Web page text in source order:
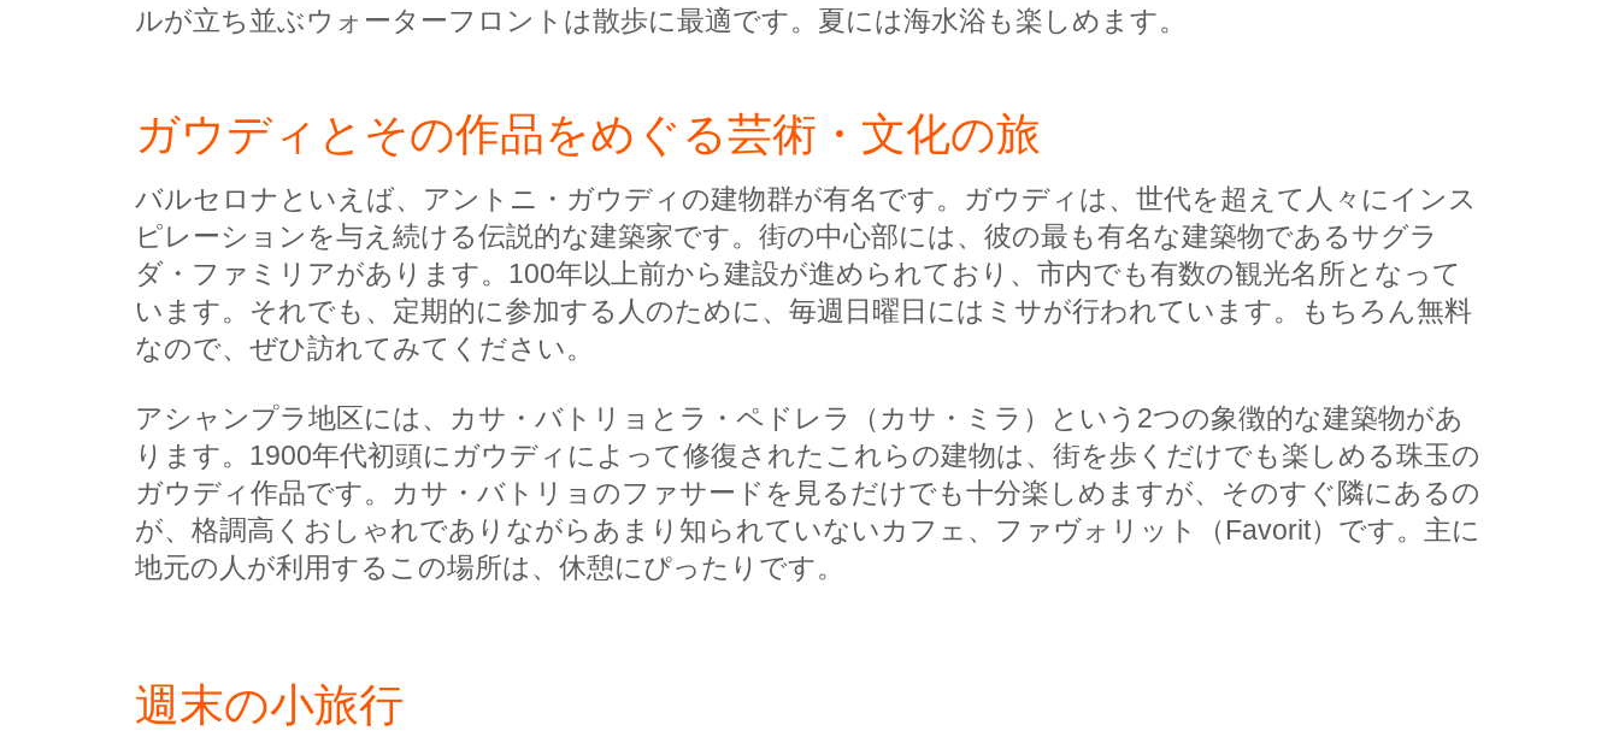
ルが立ち並ぶウォーターフロントは散歩に最適です。夏には海水浴も楽しめます。
ガウディとその作品をめぐる芸術・文化の旅
バルセロナといえば、アントニ・ガウディの建物群が有名です。ガウディは、世代を超えて人々にインス
ピレーションを与え続ける伝説的な建築家です。街の中心部には、彼の最も有名な建築物であるサグラ
ダ・ファミリアがあります。100年以上前から建設が進められており、市内でも有数の観光名所となって
います。それでも、定期的に参加する人のために、毎週日曜日にはミサが行われています。もちろん無料
なので、ぜひ訪れてみてください。
アシャンプラ地区には、カサ・バトリョとラ・ペドレラ（カサ・ミラ）という2つの象徴的な建築物があ
ります。1900年代初頭にガウディによって修復されたこれらの建物は、街を歩くだけでも楽しめる珠玉の
ガウディ作品です。カサ・バトリョのファサードを見るだけでも十分楽しめますが、そのすぐ隣にあるの
が、格調高くおしゃれでありながらあまり知られていないカフェ、ファヴォリット（Favorit）です。主に
地元の人が利用するこの場所は、休憩にぴったりです。
週末の小旅行